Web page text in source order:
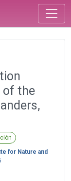
of the
for Nature and